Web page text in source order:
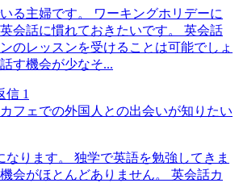
る主婦です。 ワーキングホリデーに
会話に慣れておきたいです。 英会話
のレッスンを受けることは可能でしょ
す機会が少なそ...
信 1
フェでの外国人との出会いが知りたい
なります。 独学で英語を勉強してきま
会がほとんどありません。 英会話カ